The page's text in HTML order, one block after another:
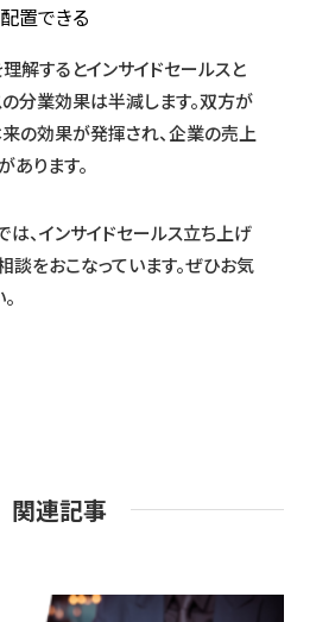
置できる
解するとインサイドセールスと
分業効果は半減します。双方が
来の効果が発揮され、企業の売上
ります。
は、インサイドセールス立ち上げ
談をおこなっています。ぜひお気
関連記事